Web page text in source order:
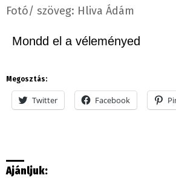
Fotó/ szöveg: Hliva Ádám
Mondd el a véleményed
Megosztás:
Twitter Facebook
Ajánljuk: